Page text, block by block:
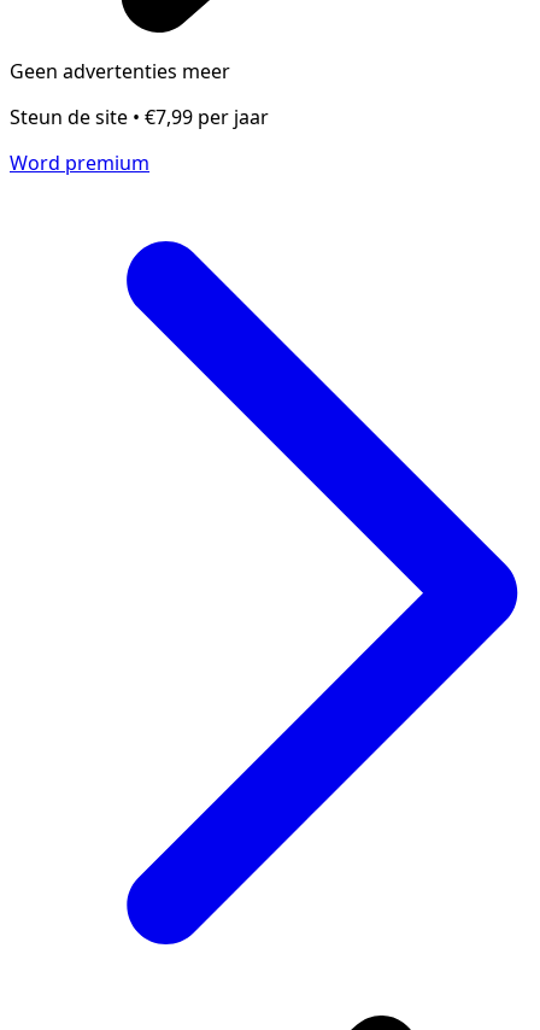
Geen advertenties meer
Steun de site • €7,99 per jaar
Word premium